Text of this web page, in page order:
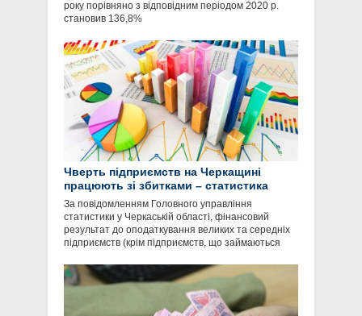
року порівняно з відповідним періодом 2020 р.
становив 136,8%
Чверть підприємств на Черкащині
працюють зі збитками – статистика
За повідомленням Головного управління
статистики у Черкаській області, фінансовий
результат до оподаткування великих та середніх
підприємств (крім підприємств, що займаються